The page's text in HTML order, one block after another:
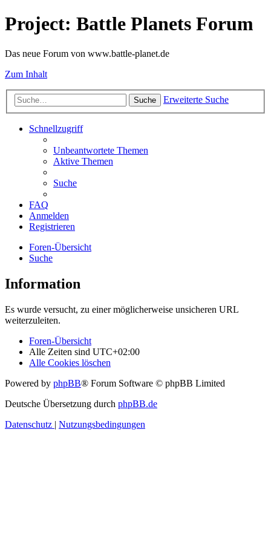
Project: Battle Planets Forum
Das neue Forum von www.battle-planet.de
Zum Inhalt
Suche Erweiterte Suche
Schnellzugriff
Unbeantwortete Themen
Aktive Themen
Suche
FAQ
Anmelden
Registrieren
Foren-Übersicht
Suche
Information
Es wurde versucht, zu einer möglicherweise unsicheren URL
weiterzuleiten.
Foren-Übersicht
Alle Zeiten sind UTC+02:00
Alle Cookies löschen
Powered by phpBB® Forum Software © phpBB Limited
Deutsche Übersetzung durch phpBB.de
Datenschutz | Nutzungsbedingungen